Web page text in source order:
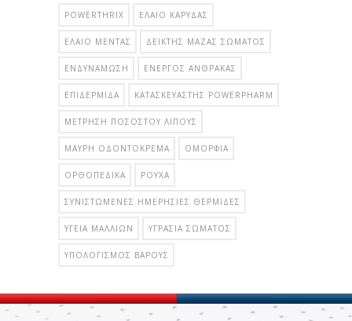
POWERTHRIX ΈΛΑΙΟ ΚΑΡΎΔΑΣ
ΈΛΑΙΟ ΜΈΝΤΑΣ ΔΕΊΚΤΗΣ ΜΆΖΑΣ ΣΏΜΑΤΟΣ
ΕΝΔΥΝΆΜΩΣΗ ΕΝΕΡΓΌΣ ΆΝΘΡΑΚΑΣ
ΕΠΙΔΕΡΜΊΔΑ ΚΑΤΑΣΚΕΥΑΣΤΉΣ POWERPHARM
ΜΈΤΡΗΣΗ ΠΟΣΟΣΤΟΎ ΛΊΠΟΥΣ
ΜΑΎΡΗ ΟΔΟΝΤΌΚΡΕΜΑ ΟΜΟΡΦΙΆ
ΟΡΘΟΠΕΔΙΚΆ ΡΟΎΧΑ
ΣΥΝΙΣΤΏΜΕΝΕΣ ΗΜΕΡΉΣΙΕΣ ΘΕΡΜΊΔΕΣ
ΥΓΕΊΑ ΜΑΛΛΙΏΝ ΥΓΡΑΣΊΑ ΣΏΜΑΤΟΣ
ΥΠΟΛΟΓΙΣΜΌΣ ΒΆΡΟΥΣ